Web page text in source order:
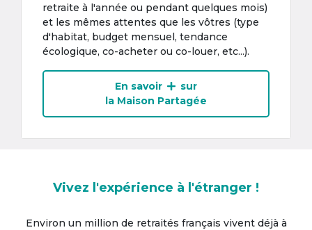
retraite à l'année ou pendant quelques mois)
et les mêmes attentes que les vôtres (type
d'habitat, budget mensuel, tendance
écologique, co-acheter ou co-louer, etc...).
En savoir
sur
la Maison Partagée
Vivez l'expérience à l'étranger !
Environ un million de retraités français vivent déjà à